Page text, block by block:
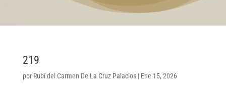
219
por Rubí del Carmen De La Cruz Palacios| Ene 15, 2026